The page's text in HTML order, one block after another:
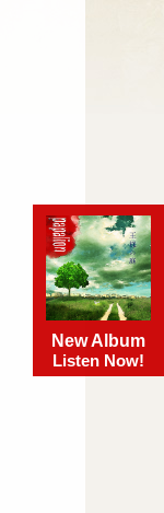
New Album
Listen Now!